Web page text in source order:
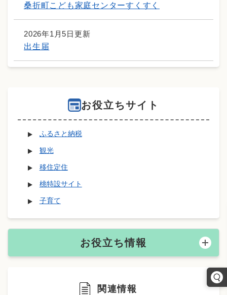
桑折町こども家庭センターすくすく
2026年1月5日更新
出生届
お役立ちサイト
ふるさと納税
観光
移住定住
桃特設サイト
子育て
お役立ち情報
関連情報